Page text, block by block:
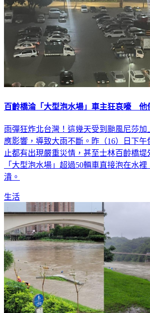
百齡橋淪「大型泡水場」車主狂哀嚎 他
雨彈狂炸北台灣！這幾天受到颱風尼莎
應影響，導致大雨不斷。昨（16）日下
止都有出現嚴重災情，甚至士林百齡橋
「大型泡水場」超過50輛車直接泡在水
潰。
生活